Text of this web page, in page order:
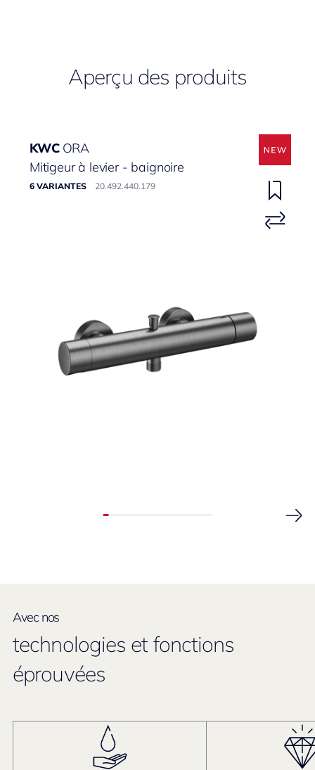
Aperçu des produits
KWC ORA
Mitigeur à levier - baignoire
6 VARIANTES 20.492.440.179
Avec nos
technologies et fonctions
éprouvées